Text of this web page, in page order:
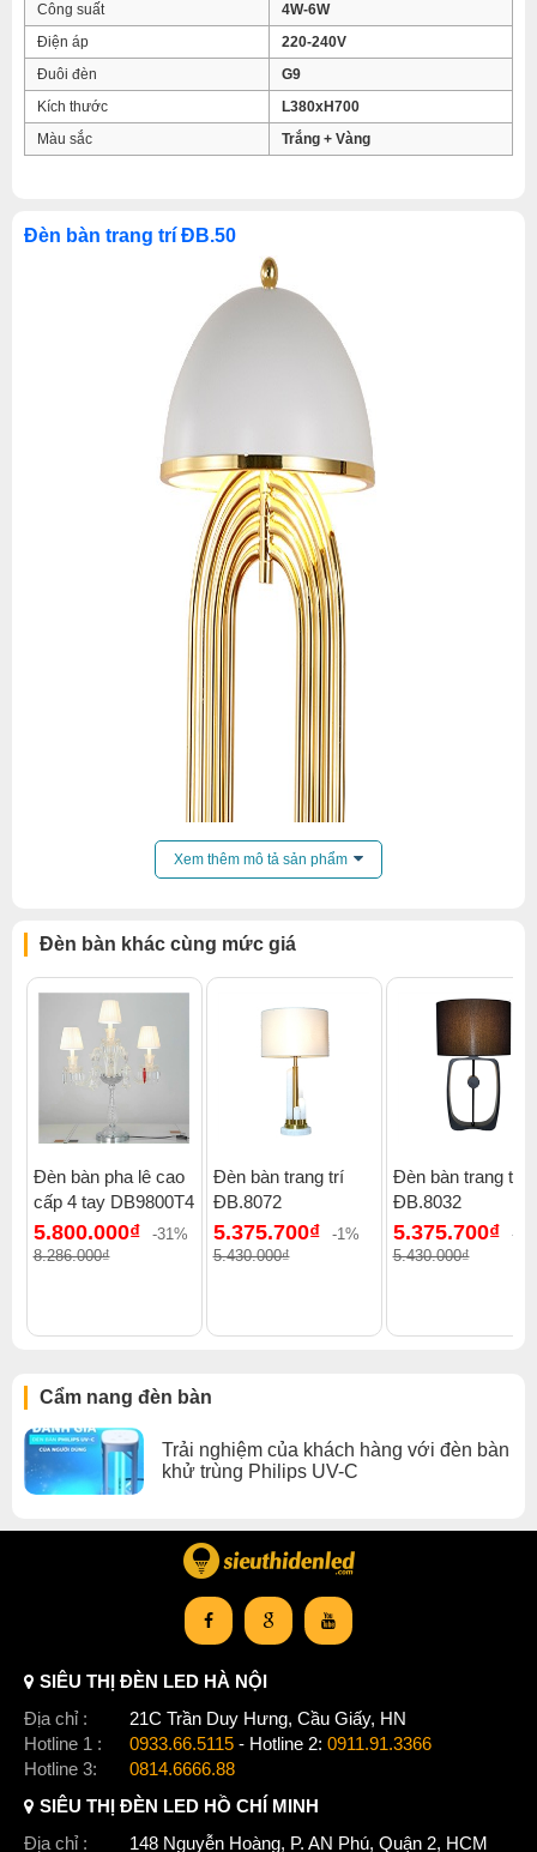
Công suất
4W-6W
Điện áp
220-240V
Đuôi đèn
G9
Kích thước
L380xH700
Màu sắc
Trắng + Vàng
Đèn bàn trang trí ĐB.50
Xem thêm:Đèn bàn đèn bàn trang trí, Đèn bàn trên 500k,
Đèn bàn phòng ngủ
Đèn bàn đèn bàn gx lighting
Xem thêm mô tả sản phẩm
Đèn bàn khác cùng mức giá
Đèn bàn pha lê cao
cấp 4 tay DB9800T4
5.800.000₫
-31%
8.286.000₫
Đèn bàn trang trí
ĐB.8072
5.375.700₫
-1%
5.430.000₫
Đèn bàn trang trí
ĐB.8032
5.375.700₫
-
5.430.000₫
Cẩm nang đèn bàn
Trải nghiệm của khách hàng với đèn bàn
khử trùng Philips UV-C
SIÊU THỊ ĐÈN LED HÀ NỘI
Địa chỉ :
21C Trần Duy Hưng, Cầu Giấy, HN
Hotline 1 :
0933.66.5115 - Hotline 2: 0911.91.3366
Hotline 3:
0814.6666.88
SIÊU THỊ ĐÈN LED HỒ CHÍ MINH
Địa chỉ :
148 Nguyễn Hoàng, P. AN Phú, Quận 2, HCM